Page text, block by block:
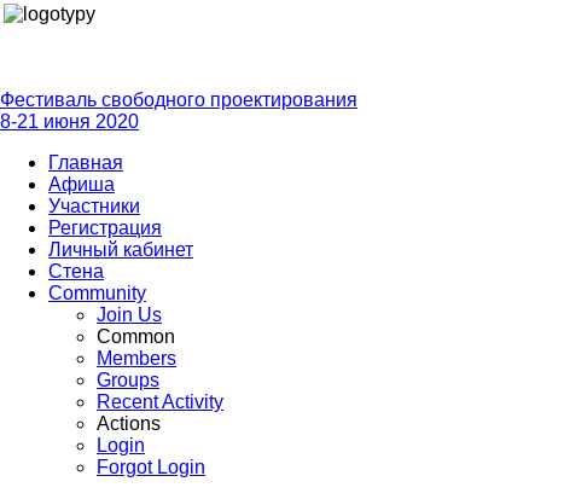
Фестиваль свободного проектирования
8-21 июня 2020
Главная
Афиша
Участники
Регистрация
Личный кабинет
Стена
Community
Join Us
Common
Members
Groups
Recent Activity
Actions
Login
Forgot Login